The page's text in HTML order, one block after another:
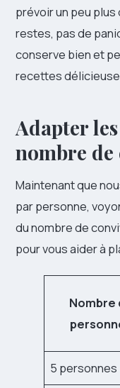
prévoir un peu
restes, pas de
conserve bien et
recettes
Adapter
nombre de
Maintenant que
par personne,
du nombre de
pour vous aider à
Nombre
5 personnes